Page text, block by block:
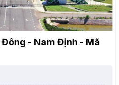
- Nam Định - Mã